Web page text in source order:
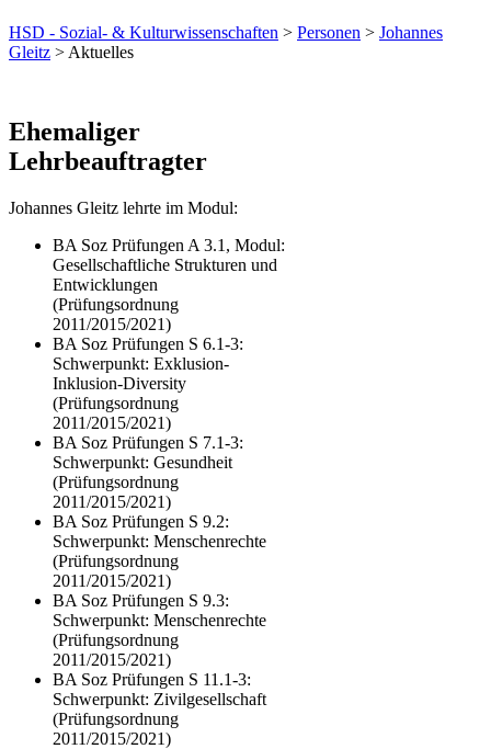
HSD - Sozial- & Kulturwissenschaften > Personen > Johannes
Gleitz > Aktuelles
​Ehemaliger
Lehrbeauftragter​​
Johannes Gleitz​ lehrte im Modul:
BA Soz Prüfungen A 3.1, Modul:
Gesellschaftliche Strukturen und
Entwicklungen
(Prüfungsordnung
2011/2015/2021)
BA Soz Prüfungen S 6.1-3:
Schwerpunkt: Exklusion-
Inklusion-Diversity
(Prüfungsordnung
2011/2015/2021)
BA Soz Prüfungen S 7.1-3:
Schwerpunkt: Gesundheit
(Prüfungsordnung
2011/2015/2021)
BA Soz Prüfungen S 9.2:
Schwerpunkt: Menschenrechte
(Prüfungsordnung
2011/2015/2021)
BA Soz Prüfungen S 9.3:
Schwerpunkt: Menschenrechte
(Prüfungsordnung
2011/2015/2021)
BA Soz Prüfungen S 11.1-3:
Schwerpunkt: Zivilgesellschaft
(Prüfungsordnung
2011/2015/2021)